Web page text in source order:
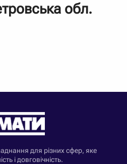
обл.
для різних сфер, яке
і довговічність.